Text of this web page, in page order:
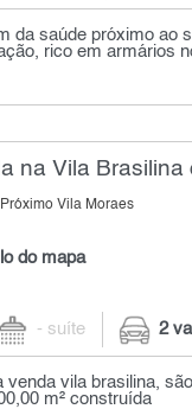
da saúde próximo ao
rico em armários
na Vila Brasilina
Próximo Vila Moraes
do mapa
- suíte 2
venda vila brasilina,
m² construída